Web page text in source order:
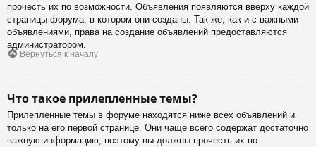
прочесть их по возможности. Объявления появляются вверху каждой
страницы форума, в котором они созданы. Так же, как и с важными
объявлениями, права на создание объявлений предоставляются
администратором.
Вернуться к началу
Что такое прилепленные темы?
Прилепленные темы в форуме находятся ниже всех объявлений и
только на его первой странице. Они чаще всего содержат достаточно
важную информацию, поэтому вы должны прочесть их по